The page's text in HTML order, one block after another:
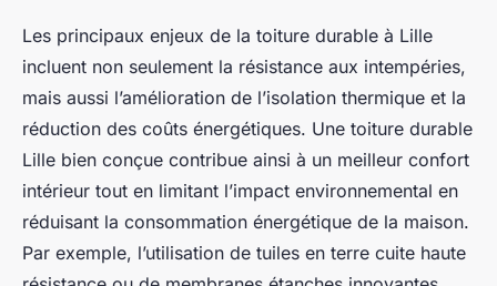
Les principaux enjeux de la toiture durable à Lille
incluent non seulement la résistance aux intempéries,
mais aussi l’amélioration de l’isolation thermique et la
réduction des coûts énergétiques. Une toiture durable
Lille bien conçue contribue ainsi à un meilleur confort
intérieur tout en limitant l’impact environnemental en
réduisant la consommation énergétique de la maison.
Par exemple, l’utilisation de tuiles en terre cuite haute